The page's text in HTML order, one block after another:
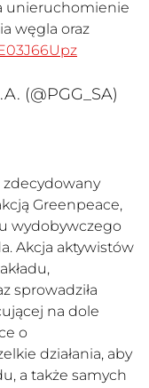
unieruchomienie
węgla oraz
(@PGG_SA)
zdecydowany
Greenpeace,
wydobywczego
Akcja aktywistów
sprowadziła
na dole
o
działania, aby
a także samych